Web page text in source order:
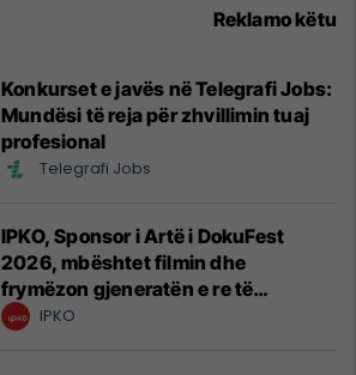
Reklamo këtu
Konkurset e javës në Telegrafi Jobs:
Mundësi të reja për zhvillimin tuaj
profesional
Telegrafi Jobs
IPKO, Sponsor i Artë i DokuFest
2026, mbështet filmin dhe
frymëzon gjeneratën e re të
krijuesve
IPKO